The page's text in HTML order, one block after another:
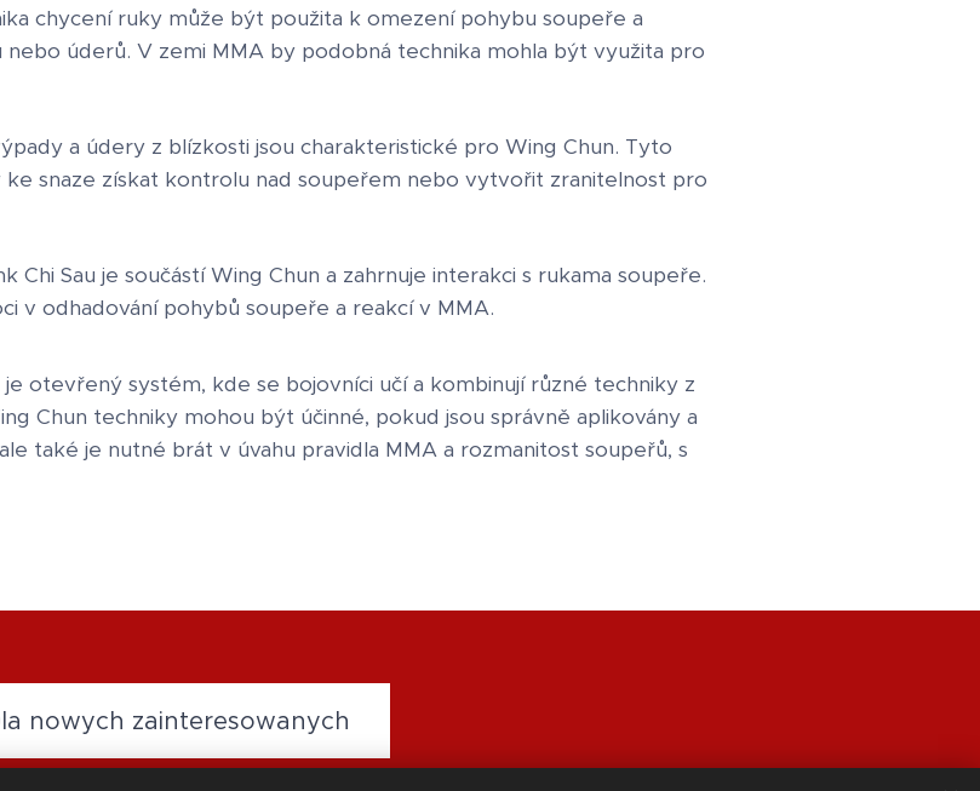
chycení ruky může být použita k omezení pohybu soupeře a
úderů. V zemi MMA by podobná technika mohla být využita pro
a údery z blízkosti jsou charakteristické pro Wing Chun. Tyto
snaze získat kontrolu nad soupeřem nebo vytvořit zranitelnost pro
Chi Sau je součástí Wing Chun a zahrnuje interakci s rukama soupeře.
v odhadování pohybů soupeře a reakcí v MMA.
otevřený systém, kde se bojovníci učí a kombinují různé techniky z
Chun techniky mohou být účinné, pokud jsou správně aplikovány a
také je nutné brát v úvahu pravidla MMA a rozmanitost soupeřů, s
nowych zainteresowanych